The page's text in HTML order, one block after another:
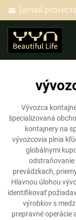
[email
Vývozca
špecializovaná
kontajnery na
vývozcovia plnia
globálnymi
odstraňovanie
prevádzkach,
Hlavnou úlohou
identifikovať
výrobkov s
prepravné operácie